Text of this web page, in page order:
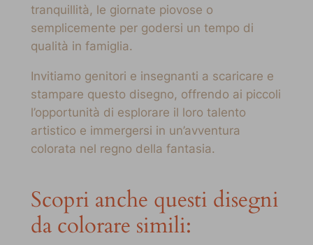
tranquillità, le giornate piovose o
semplicemente per godersi un tempo di
qualità in famiglia.
Invitiamo genitori e insegnanti a scaricare e
stampare questo disegno, offrendo ai piccoli
l’opportunità di esplorare il loro talento
artistico e immergersi in un’avventura
colorata nel regno della fantasia.
Scopri anche questi disegni
da colorare simili: